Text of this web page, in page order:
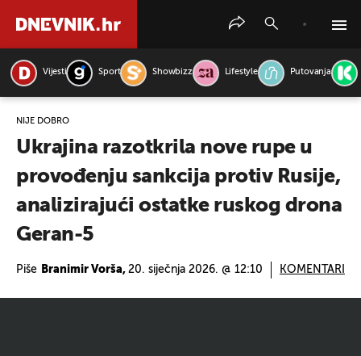
Vijesti Sport Showbizz Lifestyle Putovanja
NIJE DOBRO
Ukrajina razotkrila nove rupe u
provođenju sankcija protiv Rusije,
analizirajući ostatke ruskog drona
Geran-5
Piše Branimir Vorša, 20. siječnja 2026. @ 12:10 KOMENTARI
PRETRAŽITE VIJESTI